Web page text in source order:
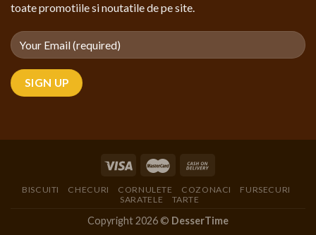
toate promotiile si noutatile de pe site.
BISCUITI CHECURI CORNULETE COZONACI
FURSECURI
SARATELE
TARTE
Copyright 2026 © DesserTime